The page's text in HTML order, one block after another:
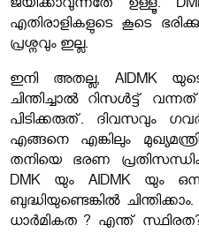
ജയിക്കാവുന്നതേ ഉള്ളൂ.
എതിരാളികളുടെ കൂടെ
പ്രശ്നവും ഇല്ല.
ഇനി അതല്ല, AIDMK
ചിന്തിച്ചാൽ റിസൾട്ട്‌
പിടിക്കരുത്. ദിവസവും
എങ്ങനെ എങ്കിലും
തനിയെ ഭരണ
DMK യും AIDMK യും
ബുദ്ധിയുണ്ടെങ്കിൽ
ധാർമികത ? എന്ത്